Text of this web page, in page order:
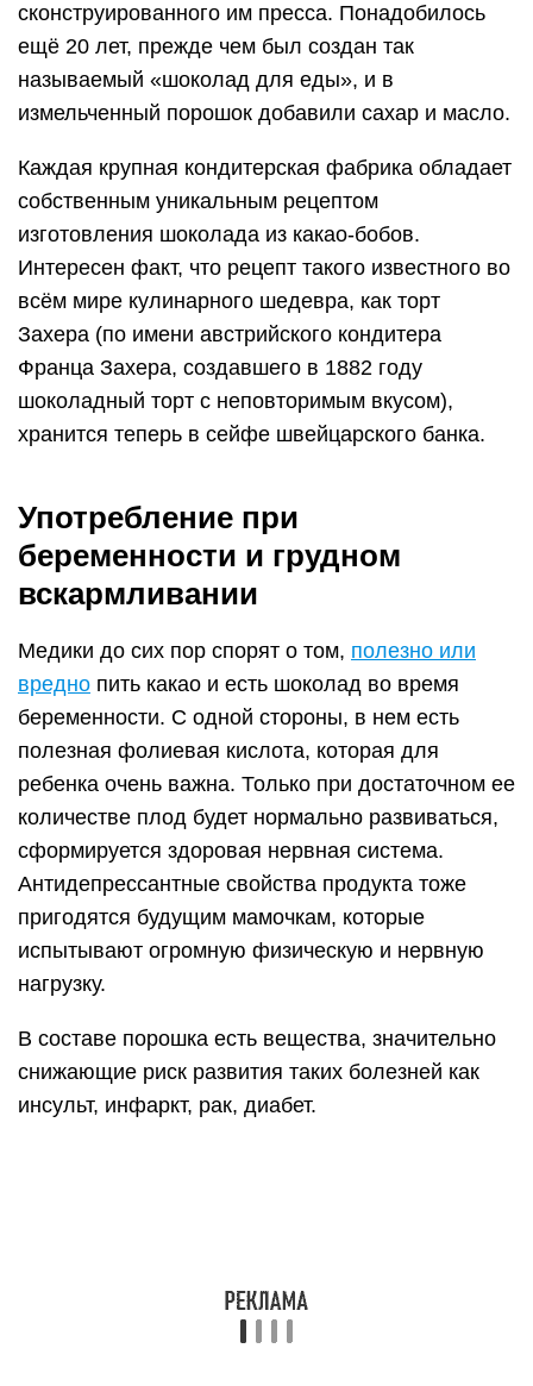
сконструированного им пресса. Понадобилось
ещё 20 лет, прежде чем был создан так
называемый «шоколад для еды», и в
измельченный порошок добавили сахар и масло.
Каждая крупная кондитерская фабрика обладает
собственным уникальным рецептом
изготовления шоколада из какао-бобов.
Интересен факт, что рецепт такого известного во
всём мире кулинарного шедевра, как торт
Захера (по имени австрийского кондитера
Франца Захера, создавшего в 1882 году
шоколадный торт с неповторимым вкусом),
хранится теперь в сейфе швейцарского банка.
Употребление при
беременности и грудном
вскармливании
Медики до сих пор спорят о том, полезно или
вредно пить какао и есть шоколад во время
беременности. С одной стороны, в нем есть
полезная фолиевая кислота, которая для
ребенка очень важна. Только при достаточном ее
количестве плод будет нормально развиваться,
сформируется здоровая нервная система.
Антидепрессантные свойства продукта тоже
пригодятся будущим мамочкам, которые
испытывают огромную физическую и нервную
нагрузку.
В составе порошка есть вещества, значительно
снижающие риск развития таких болезней как
инсульт, инфаркт, рак, диабет.